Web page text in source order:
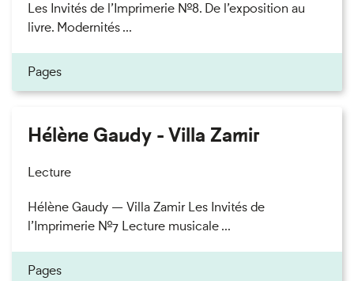
Les Invités de l’Imprimerie n°8. De l’exposition au
livre. Modernités ...
Pages
Hélène Gaudy - Villa Zamir
Lecture
Hélène Gaudy — Villa Zamir Les Invités de
l’Imprimerie n°7 Lecture musicale ...
Pages